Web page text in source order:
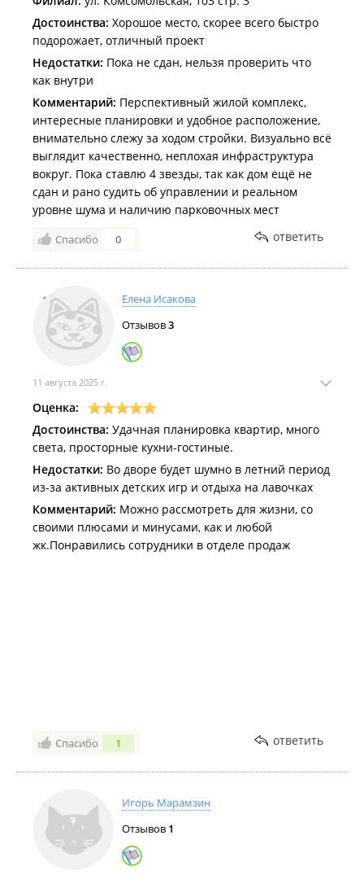
Достоинства: Хорошое место, скорее всего быстро
подорожает, отличный проект
Недостатки: Пока не сдан, нельзя проверить что
как внутри
Комментарий: Перспективный жилой комплекс,
интересные планировки и удобное расположение,
внимательно слежу за ходом стройки. Визуально всё
выглядит качественно, неплохая инфраструктура
вокруг. Пока ставлю 4 звезды, так как дом ещё не
сдан и рано судить об управлении и реальном
уровне шума и наличию парковочных мест
Спасибо 0 ответить
Елена Исакова
Отзывов3
11 августа 2025 г.
Оценка:
Достоинства: Удачная планировка квартир, много
света, просторные кухни-гостиные.
Недостатки: Во дворе будет шумно в летний период
из-за активных детских игр и отдыха на лавочках
Комментарий: Можно рассмотреть для жизни, со
своими плюсами и минусами, как и любой
жк.Понравились сотрудники в отделе продаж
Спасибо 1 ответить
Игорь Марамзин
Отзывов 1